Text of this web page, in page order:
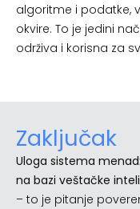
algoritme i podatke,
okvire. To je jedini
održiva i korisna za
Zaključak
Uloga sistema
na bazi veštačke
– to je pitanje